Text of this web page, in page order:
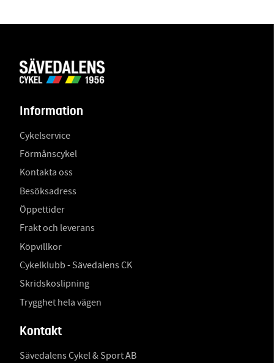
Information
Cykelservice
Förmånscykel
Kontakta oss
Besöksadress
Öppettider
Frakt och leverans
Köpvillkor
Cykelklubb - Sävedalens CK
Skridskoslipning
Trygghet hela vägen
Kontakt
Sävedalens Cykel & Sport AB